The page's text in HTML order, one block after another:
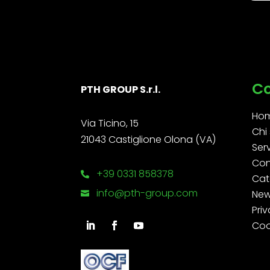
PTH GROUP S.r.l.
Via Ticino, 15
21043 Castiglione Olona (VA)
 +39 0331 858378
 info@pth-group.com